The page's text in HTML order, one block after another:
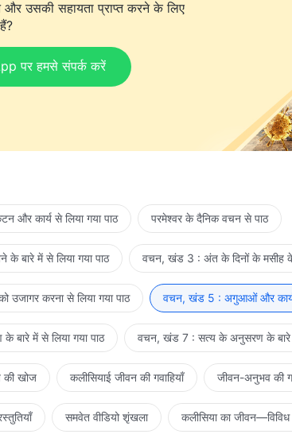
और उसकी सहायता प्राप्त करने के लिए
पर हमसे संपर्क करें
और कार्य से लिया गया पाठ परमेश्वर के दैनिक वचन से पाठ
बारे में से लिया गया पाठ वचन, खंड 3 : अंत के दिनों के मसीह के
उजागर करना से लिया गया पाठ वचन, खंड 5 : अगुआओं और
में से लिया गया पाठ वचन, खंड 7 : सत्य के अनुसरण के बारे
की खोज कलीसियाई जीवन की गवाहियाँ जीवन-अनुभव की
समवेत वीडियो शृंखला कलीसिया का